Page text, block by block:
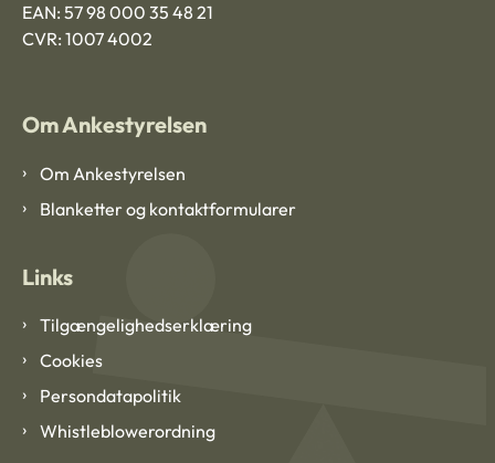
EAN: 57 98 000 35 48 21
CVR: 1007 4002
Om Ankestyrelsen
Om Ankestyrelsen
Blanketter og kontaktformularer
Links
Tilgængelighedserklæring
Cookies
Persondatapolitik
Whistleblowerordning